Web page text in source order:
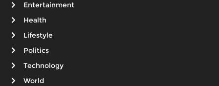
Entertainment
Health
Lifestyle
Politics
Technology
World